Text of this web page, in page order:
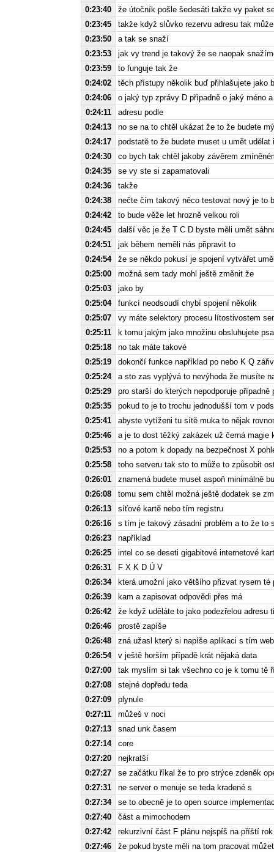
0:23:40
že útočník pošle šedesáti takže vy paket
0:23:45
takže když slůvko rezervu adresu tak
0:23:50
a tak se snaží
0:23:53
jak vy trend je takový že se naopak
0:23:59
to funguje tak že
0:24:02
těch přístupy několik buď přihlašujete jako
0:24:06
o jaký typ zprávy D případně o jaký méno
0:24:11
adresu podle
0:24:13
no se na to chtěl ukázat že to že budete
0:24:17
podstatě to že budete muset u umět udělat
0:24:30
co bych tak chtěl jakoby závěrem
0:24:35
se vy ste si zapamatovali
0:24:36
takže
0:24:38
nečte čím takový něco testovat nový je to
0:24:42
to bude věže let hrozně velkou roli
0:24:45
další věc je že T C D byste měli umět
0:24:51
jak během neměli nás připravit to
0:24:54
že se někdo pokusí je spojení vytvářet
0:25:00
možná sem tady mohl ještě změnit že
0:25:03
jako by
0:25:04
funkcí neodsoudí chybí spojení několik
0:25:07
vy máte selektory procesu lítostivostem
0:25:11
k tomu jakým jako množinu obsluhujete
0:25:18
no tak máte takové
0:25:19
dokončí funkce například po nebo K Q
0:25:24
a sto zas vyplývá to nevýhoda že musíte
0:25:29
pro starší do kterých nepodporuje
0:25:35
pokud to je to trochu jednodušší tom v
0:25:41
abyste vytíženi tu sítě muka to nějak
0:25:46
a je to dost těžký zakázek už černá magie
0:25:53
no a potom k dopady na bezpečnost X
0:25:58
toho serveru tak sto to může to způsobit
0:26:01
znamená budete muset aspoň minimálně
0:26:08
tomu sem chtěl možná ještě dodatek se
0:26:13
síťové kartě nebo tím registru
0:26:16
s tím je takový zásadní problém a to že to
0:26:23
například
0:26:25
intel co se deseti gigabitové internetové
0:26:31
F X K D Ú V
0:26:34
která umožní jako většího přizvat rysem té
0:26:39
kam a zapisovat odpovědi přes má
0:26:42
že když uděláte to jako podezřelou adresu
0:26:46
prostě zapíše
0:26:48
zná užasl který si napíše aplikaci s tím
0:26:54
v ještě horším případě krát nějaká data
0:27:00
tak myslím si tak všechno co je k tomu tě
0:27:08
stejné dopředu teda
0:27:09
plynule
0:27:11
můžeš v noci
0:27:13
snad unk časem
0:27:14
core
0:27:20
nejkratší
0:27:27
se začátku říkal že to pro strýce zdeněk
0:27:31
ne server o menuje se teda kradené s
0:27:34
se to obecně je to open source
0:27:40
část a mimochodem
0:27:42
rekurzivní část F plánu nejspíš na příští rok
0:27:46
že pokud byste měli na tom pracovat